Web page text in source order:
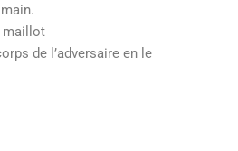
maillot
de l’adversaire en le